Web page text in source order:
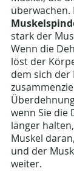
überwachen.
stark der
Wenn die
löst der
dem sich der
wenn Sie die
länger
Muskel
und der
weiter.